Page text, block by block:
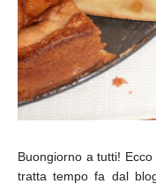
Buongiorno a tutti!
tratta tempo fa dal